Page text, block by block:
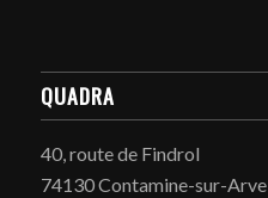
QUADRA
40, route de Findrol
74130 Contamine-sur-Arve